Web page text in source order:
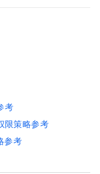
考
限策略参考
参考